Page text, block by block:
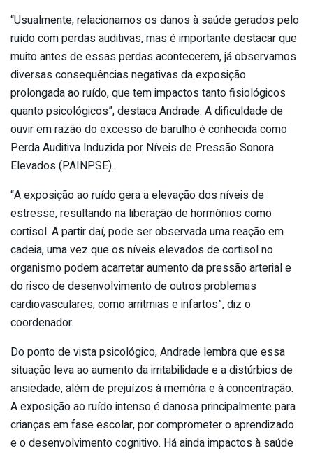
“Usualmente, relacionamos os danos à saúde gerados pelo
ruído com perdas auditivas, mas é importante destacar que
muito antes de essas perdas acontecerem, já observamos
diversas consequências negativas da exposição
prolongada ao ruído, que tem impactos tanto fisiológicos
quanto psicológicos”, destaca Andrade. A dificuldade de
ouvir em razão do excesso de barulho é conhecida como
Perda Auditiva Induzida por Níveis de Pressão Sonora
Elevados (PAINPSE).
“A exposição ao ruído gera a elevação dos níveis de
estresse, resultando na liberação de hormônios como
cortisol. A partir daí, pode ser observada uma reação em
cadeia, uma vez que os níveis elevados de cortisol no
organismo podem acarretar aumento da pressão arterial e
do risco de desenvolvimento de outros problemas
cardiovasculares, como arritmias e infartos”, diz o
coordenador.
Do ponto de vista psicológico, Andrade lembra que essa
situação leva ao aumento da irritabilidade e a distúrbios de
ansiedade, além de prejuízos à memória e à concentração.
A exposição ao ruído intenso é danosa principalmente para
crianças em fase escolar, por comprometer o aprendizado
e o desenvolvimento cognitivo. Há ainda impactos à saúde